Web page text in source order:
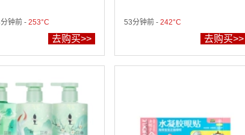
钟前 - 253°C
去购买>>
53分钟前 - 242°C
去购买>>